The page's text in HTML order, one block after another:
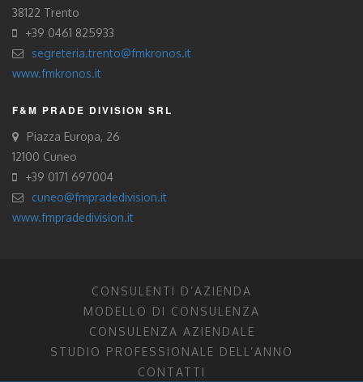
38122 Trento
+39 0461 825933
segreteria.trento@fmkronos.it
www.fmkronos.it
F&M PRADE DIVISION SRL
Piazza Europa, 26
12100 Cuneo
+39 0171 697004
cuneo@fmpradedivision.it
www.fmpradedivision.it
CONSULENTI D’AZIENDA
MODELLO DI CONSULENZA
CONSULENZA AZIENDALE
STUDIO PROFESSIONALE DELL’ANNO
CONTATTI